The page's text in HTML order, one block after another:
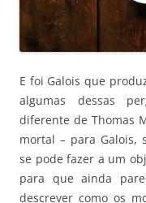
E foi Galois que
algumas dessas
diferente de Thomas
mortal – para Galois,
se pode fazer a um
para que ainda
descrever como os